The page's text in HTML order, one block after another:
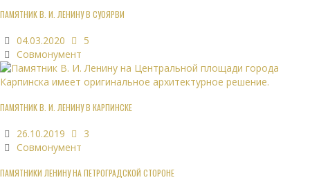
ПАМЯТНИК В. И. ЛЕНИНУ В СУОЯРВИ
04.03.2020
5
Совмонумент
ПАМЯТНИК В. И. ЛЕНИНУ В КАРПИНСКЕ
26.10.2019
3
Совмонумент
ПАМЯТНИКИ ЛЕНИНУ НА ПЕТРОГРАДСКОЙ СТОРОНЕ